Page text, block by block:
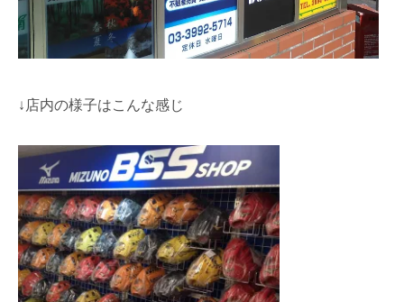
↓店内の様子はこんな感じ